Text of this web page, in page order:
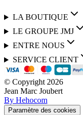
LA BOUTIQUE
LE GROUPE JMJ
ENTRE NOUS
SERVICE CLIENT
© Copyright2026
Jean Marc Joubert
By Hehocom
Paramètre des cookies